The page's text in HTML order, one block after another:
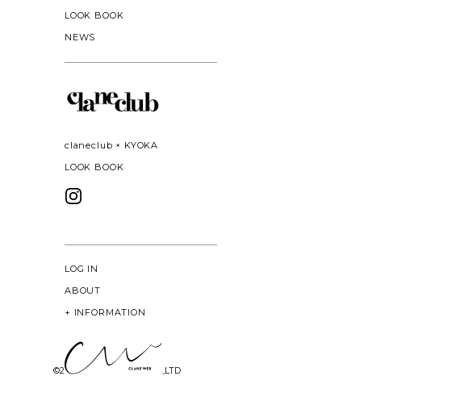
LOOK BOOK
NEWS
claneclub × KYOKA
LOOK BOOK
LOG IN
ABOUT
+ INFORMATION
©2026 CLANE DESIGN CO.,LTD